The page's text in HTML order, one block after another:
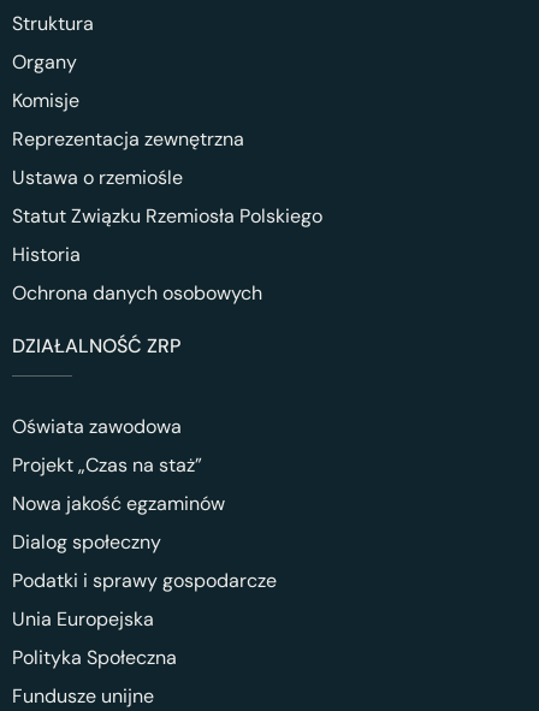
Struktura
Organy
Komisje
Reprezentacja zewnętrzna
Ustawa o rzemiośle
Statut Związku Rzemiosła Polskiego
Historia
Ochrona danych osobowych
DZIAŁALNOŚĆ ZRP
Oświata zawodowa
Projekt „Czas na staż”
Nowa jakość egzaminów
Dialog społeczny
Podatki i sprawy gospodarcze
Unia Europejska
Polityka Społeczna
Fundusze unijne